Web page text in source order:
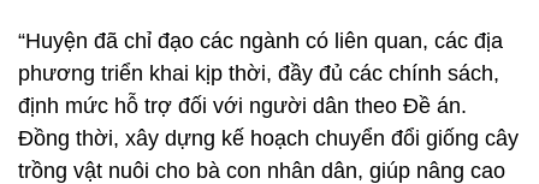
“Huyện đã chỉ đạo các ngành có liên quan, các địa
phương triển khai kịp thời, đầy đủ các chính sách,
định mức hỗ trợ đối với người dân theo Đề án.
Đồng thời, xây dựng kế hoạch chuyển đổi giống cây
trồng vật nuôi cho bà con nhân dân, giúp nâng cao